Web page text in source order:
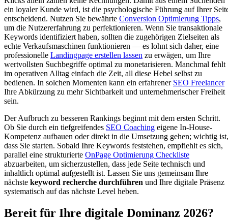
ein loyaler Kunde wird, ist die psychologische Führung auf Ihrer
entscheidend. Nutzen Sie bewährte Conversion Optimierung Tipps,
um die Nutzererfahrung zu perfektionieren. Wenn Sie transaktionale
Keywords identifiziert haben, sollten die zugehörigen Zielseiten als
echte Verkaufsmaschinen funktionieren — es lohnt sich daher, eine
professionelle Landingpage erstellen lassen zu erwägen, um Ihre
wertvollsten Suchbegriffe optimal zu monetarisieren. Manchmal fehlt
im operativen Alltag einfach die Zeit, all diese Hebel selbst zu
bedienen. In solchen Momenten kann ein erfahrener SEO Freelancer
Ihre Abkürzung zu mehr Sichtbarkeit und unternehmerischer Freiheit
sein.
Der Aufbruch zu besseren Rankings beginnt mit dem ersten Schritt.
Ob Sie durch ein tiefgreifendes SEO Coaching eigene In-House-
Kompetenz aufbauen oder direkt in die Umsetzung gehen; wichtig ist,
dass Sie starten. Sobald Ihre Keywords feststehen, empfiehlt es sich,
parallel eine strukturierte OnPage Optimierung Checkliste
abzuarbeiten, um sicherzustellen, dass jede Seite technisch und
inhaltlich optimal aufgestellt ist. Lassen Sie uns gemeinsam Ihre
nächste keyword recherche durchführen und Ihre digitale Präsenz
systematisch auf das nächste Level heben.
Bereit für Ihre digitale Dominanz 2026?